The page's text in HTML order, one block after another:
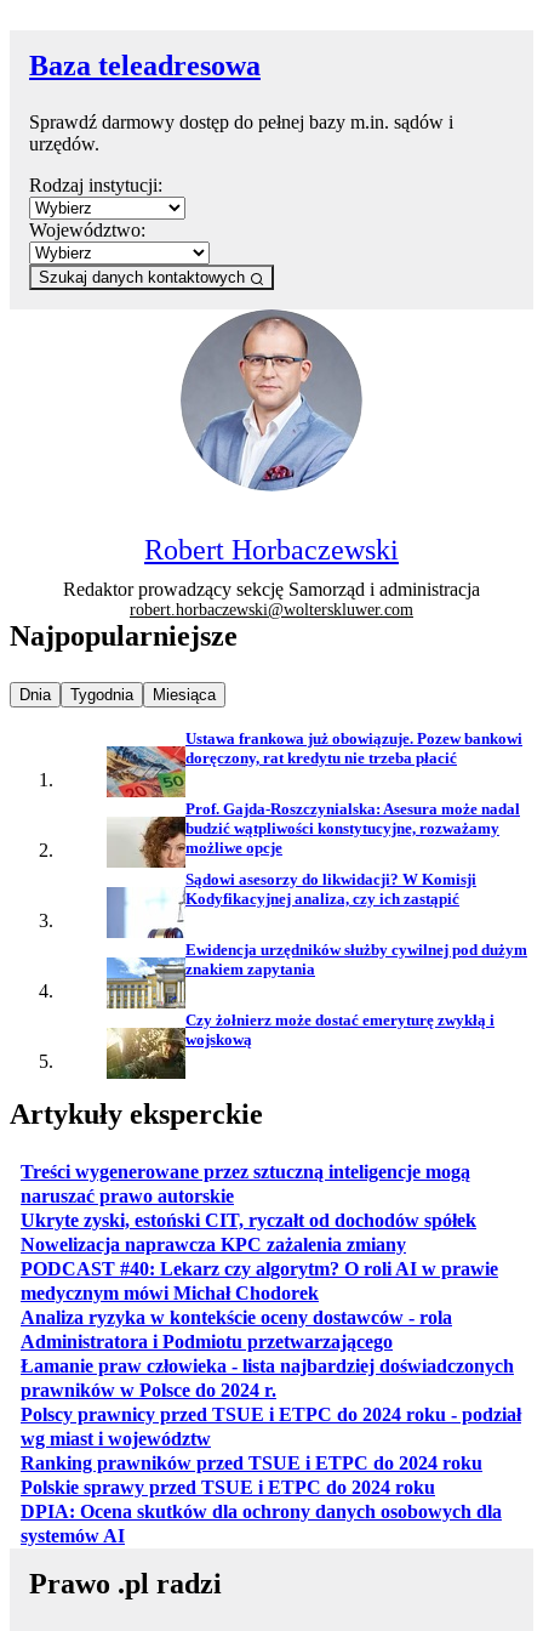
Baza teleadresowa
Sprawdź darmowy dostęp do pełnej bazy m.in. sądów i
urzędów.
Rodzaj instytucji:
Województwo:
Szukaj danych kontaktowych
Robert Horbaczewski
Redaktor prowadzący sekcję Samorząd i administracja
robert.horbaczewski@wolterskluwer.com
Najpopularniejsze
Najpopularniejsze wiadomości z
Dnia Najpopularniejsze wiadomości z
Tygodnia Najpopularniejsze wiadomości z
Miesiąca
Ustawa frankowa już obowiązuje. Pozew bankowi
doręczony, rat kredytu nie trzeba płacić
Prof. Gajda-Roszczynialska: Asesura może nadal
budzić wątpliwości konstytucyjne, rozważamy
możliwe opcje
Sądowi asesorzy do likwidacji? W Komisji
Kodyfikacyjnej analiza, czy ich zastąpić
Ewidencja urzędników służby cywilnej pod dużym
znakiem zapytania
Czy żołnierz może dostać emeryturę zwykłą i
wojskową
Artykuły eksperckie
Treści wygenerowane przez sztuczną inteligencje mogą
naruszać prawo autorskieotwiera się w nowej karcie
Ukryte zyski, estoński CIT, ryczałt od dochodów spółekotwiera
Nowelizacja naprawcza KPC zażalenia zmianyotwiera się w
PODCAST #40: Lekarz czy algorytm? O roli AI w prawie
medycznym mówi Michał Chodorekotwiera się w nowej karcie
Analiza ryzyka w kontekście oceny dostawców - rola
Administratora i Podmiotu przetwarzającegootwiera się w
Łamanie praw człowieka - lista najbardziej doświadczonych
prawników w Polsce do 2024 r.
Polscy prawnicy przed TSUE i ETPC do 2024 roku - podział
wg miast i województwotwiera się w nowej karcie
Ranking prawników przed TSUE i ETPC do 2024 roku
Polskie sprawy przed TSUE i ETPC do 2024 roku
DPIA: Ocena skutków dla ochrony danych osobowych dla
systemów AIotwiera się w nowej karcie
Prawo .pl radzi